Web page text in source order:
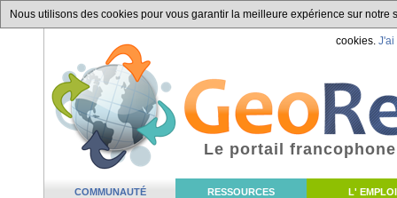
Nous utilisons des cookies pour vous garantir la meilleure expérience sur
cookies. J'ai
COMMUNAUTÉ RESSOURCES L' EMPLOI
Le portail